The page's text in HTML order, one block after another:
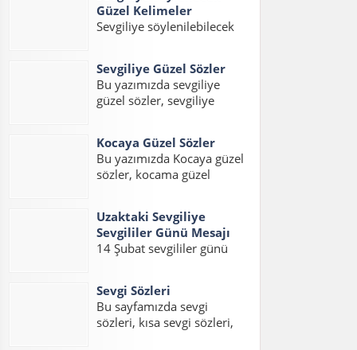
iyi akşamlar mesajı
yazılarını bulabilirsiniz.
çocuk oyuna doymazmış....
Güzel Kelimeler
Sevgiliye söylenilebilecek
içerisinde sevgiliye
söylenecek en güzel
kelimeler, erkek sevgiliye
sevgiliye söylenecek güzel
aşk kelimelerini
okuyabilirsiniz. Sevgiliye
Söylenecek En Güzel...
Sevgiliye Güzel Sözler
Bu yazımızda sevgiliye
güzel sözler, sevgiliye
sözler kısa, sevgiliye kısa
sözler, sevgiliye aşk sözleri
konulu bir yazı hazırladık.
sözler,sevgiliye güzel...
Kocaya Güzel Sözler
Bu yazımızda Kocaya güzel
sözler, kocama güzel
güzel mesajlar, kocama
mesaj konuları üzerinde bir
sayfa hazırladık. İnsanların
birisidir iyi...
Uzaktaki Sevgiliye
Sevgililer Günü Mesajı
14 Şubat sevgililer günü
sevgililer günü mesajları
hazırladık. Gurbetteki
Sevgiliye Sevgililer Günü
Sevgi Sözleri
Bu sayfamızda sevgi
sözleri, kısa sevgi sözleri,